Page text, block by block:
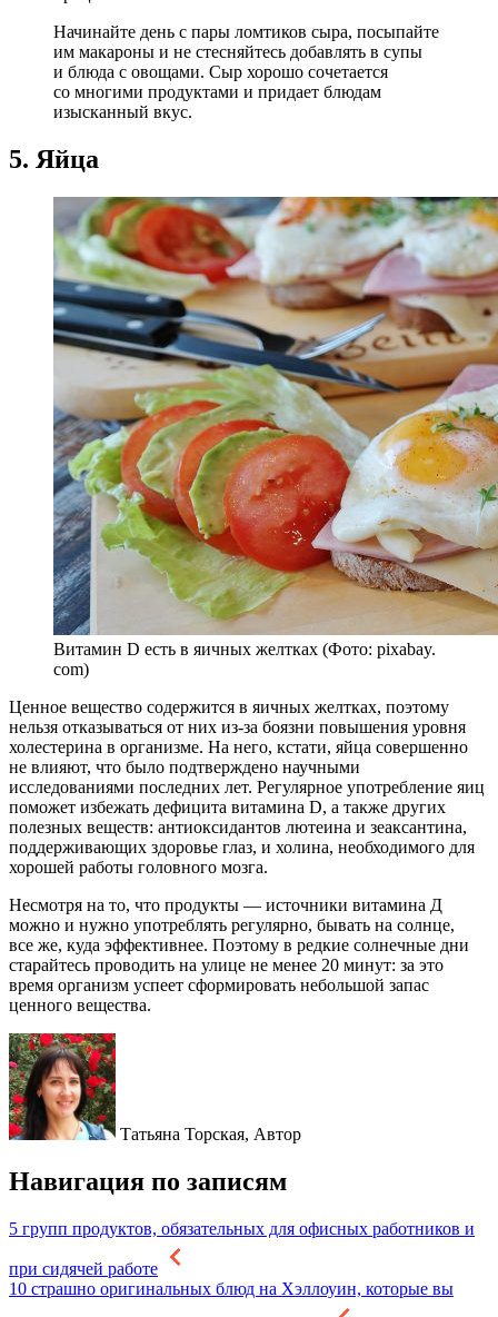
Начинайте день с пары ломтиков сыра, посыпайте
им макароны и не стесняйтесь добавлять в супы
и блюда с овощами. Сыр хорошо сочетается
со многими продуктами и придает блюдам
изысканный вкус.
5. Яйца
Витамин D есть в яичных желтках (Фото: pixabay.
com)
Ценное вещество содержится в яичных желтках, поэтому
нельзя отказываться от них из-за боязни повышения уровня
холестерина в организме. На него, кстати, яйца совершенно
не влияют, что было подтверждено научными
исследованиями последних лет. Регулярное употребление яиц
поможет избежать дефицита витамина D, а также других
полезных веществ: антиоксидантов лютеина и зеаксантина,
поддерживающих здоровье глаз, и холина, необходимого для
хорошей работы головного мозга.
Несмотря на то, что продукты — источники витамина Д
можно и нужно употреблять регулярно, бывать на солнце,
все же, куда эффективнее. Поэтому в редкие солнечные дни
старайтесь проводить на улице не менее 20 минут: за это
время организм успеет сформировать небольшой запас
ценного вещества.
Татьяна Торская, Автор
Навигация по записям
5 групп продуктов, обязательных для офисных работников и
при сидячей работе
10 страшно оригинальных блюд на Хэллоуин, которые вы